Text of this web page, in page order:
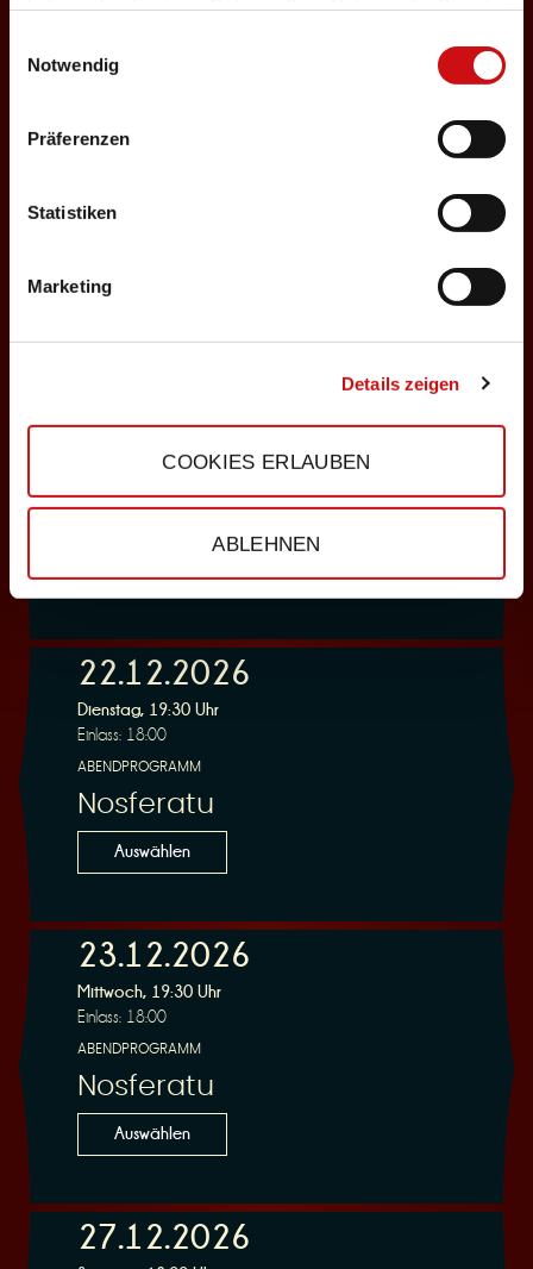
Notwendig
Präferenzen
Statistiken
Marketing
Details zeigen
COOKIES ERLAUBEN
ABLEHNEN
Samstag, 18:00 Uhr
ABENDPROGRAMM
Sonntag, 18:00 Uhr
Einlass: 16:30
22.12.2026
Dienstag, 19:30 Uhr
Einlass: 18:00
ABENDPROGRAMM
Nosferatu
Auswählen
23.12.2026
Mittwoch, 19:30 Uhr
Einlass: 18:00
ABENDPROGRAMM
Nosferatu
Auswählen
27.12.2026